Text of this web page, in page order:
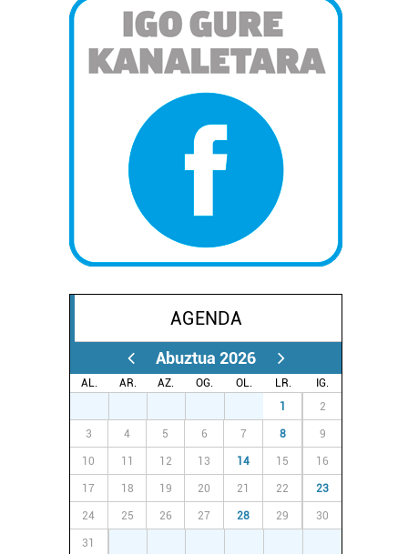
AGENDA
Abuztua 2026
AL. AR. AZ. OG. OL. LR.
IG.
1 2
3 4 5 6 7 8 9
10 11 12 13 14 15 16
17 18 19 20 21 22 23
24 25 26 27 28 29 30
31